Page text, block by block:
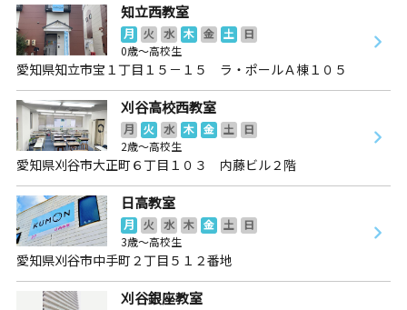
知立西教室
月 火 水 木 金 土
日
0歳～高校生
愛知県知立市宝１丁目１５－１５ ラ・ポールＡ棟１０５
刈谷高校西教室
月 火 水 木 金 土
日
2歳～高校生
愛知県刈谷市大正町６丁目１０３ 内藤ビル２階
日高教室
月 火 水 木 金 土
日
3歳～高校生
愛知県刈谷市中手町２丁目５１２番地
刈谷銀座教室